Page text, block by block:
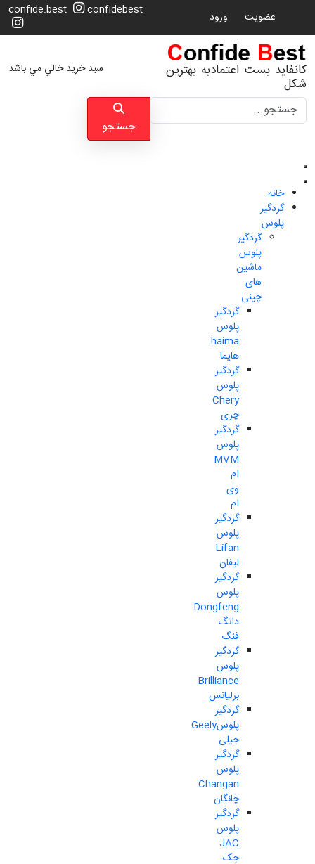
عضویت ورود confide.best confidebest
کانفاید بست اعتمادبه بهترین
شکل
جستجو
جستجو
سبد خرید خالي مي باشد
خانه
گردگیر
پلوس
گردگیر
پلوس
ماشین
های
چینی
گردگیر
پلوس
haima
هایما
گردگیر
پلوس
Chery
چری
گردگیر
پلوس
MVM
ام
وی
ام
گردگیر
پلوس
Lifan
لیفان
گردگیر
پلوس
Dongfeng
دانگ
فنگ
گردگیر
پلوس
Brilliance
برلیانس
گردگیر
پلوسGeely
جیلی
گردگیر
پلوس
Changan
چانگان
گردگیر
پلوس
JAC
جک